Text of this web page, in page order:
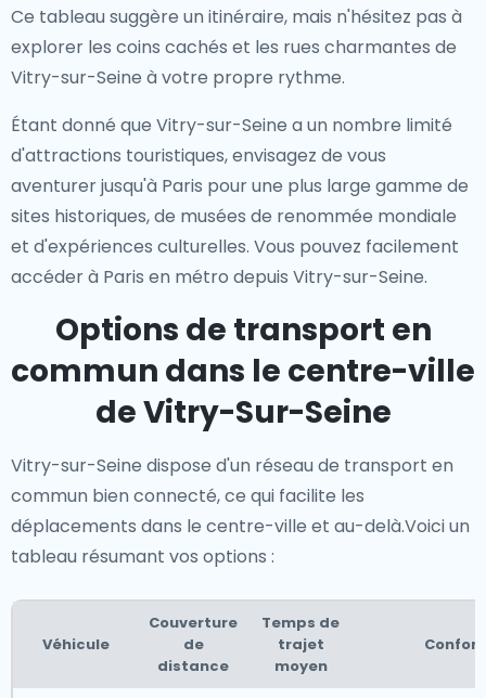
Ce tableau suggère un itinéraire, mais n'hésitez pas à
explorer les coins cachés et les rues charmantes de
Vitry-sur-Seine à votre propre rythme.
Étant donné que Vitry-sur-Seine a un nombre limité
d'attractions touristiques, envisagez de vous
aventurer jusqu'à Paris pour une plus large gamme de
sites historiques, de musées de renommée mondiale
et d'expériences culturelles. Vous pouvez facilement
accéder à Paris en métro depuis Vitry-sur-Seine.
Options de transport en
commun dans le centre-ville
de Vitry-Sur-Seine
Vitry-sur-Seine dispose d'un réseau de transport en
commun bien connecté, ce qui facilite les
déplacements dans le centre-ville et au-delà.Voici un
tableau résumant vos options :
Véhicule
Couverture
de
distance
Temps de
trajet
moyen
Confort